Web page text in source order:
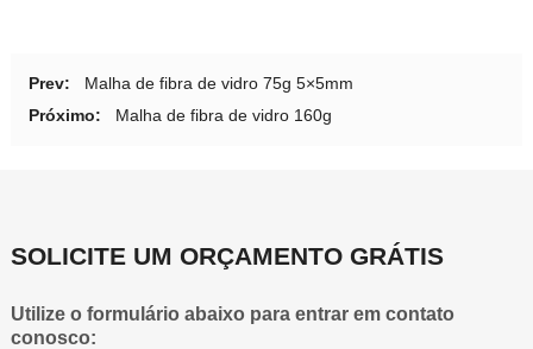
Prev:
Malha de fibra de vidro 75g 5×5mm
Próximo:
Malha de fibra de vidro 160g
SOLICITE UM ORÇAMENTO GRÁTIS
Utilize o formulário abaixo para entrar em contato
conosco: